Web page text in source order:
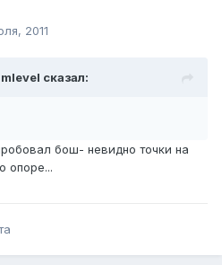
2011
сказал:
бош- невидно точки на
опоре...